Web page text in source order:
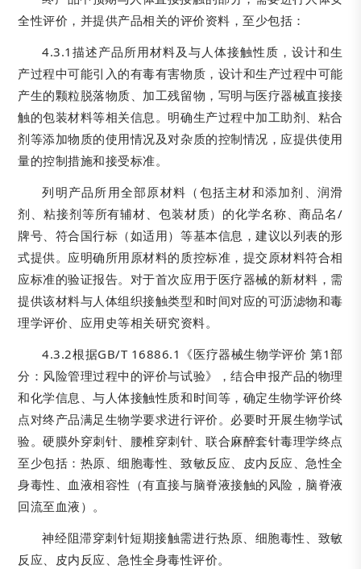
全性评价，并提供产品相关的评价资料，至少包括：
4.3.1描述产品所用材料及与人体接触性质，设计和生
产过程中可能引入的有毒有害物质，设计和生产过程中可能
产生的颗粒脱落物质、加工残留物，写明与医疗器械直接接
触的包装材料等相关信息。明确生产过程中加工助剂、粘合
剂等添加物质的使用情况及对杂质的控制情况，应提供使用
量的控制措施和接受标准。
列明产品所用全部原材料（包括主材和添加剂、润滑
剂、粘接剂等所有辅材、包装材质）的化学名称、商品名/
牌号、符合国行标（如适用）等基本信息，建议以列表的形
式提供。应明确所用原材料的质控标准，提交原材料符合相
应标准的验证报告。对于首次应用于医疗器械的新材料，需
提供该材料与人体组织接触类型和时间对应的可沥滤物和毒
理学评价、应用史等相关研究资料。
4.3.2根据GB/T 16886.1《医疗器械生物学评价 第1部
分：风险管理过程中的评价与试验》，结合申报产品的物理
和化学信息、与人体接触性质和时间等，确定生物学评价终
点对终产品满足生物学要求进行评价。必要时开展生物学试
验。硬膜外穿刺针、腰椎穿刺针、联合麻醉套针毒理学终点
至少包括：热原、细胞毒性、致敏反应、皮内反应、急性全
身毒性、血液相容性（有直接与脑脊液接触的风险，脑脊液
回流至血液）。
神经阻滞穿刺针短期接触需进行热原、细胞毒性、致敏
反应、皮内反应、急性全身毒性评价。